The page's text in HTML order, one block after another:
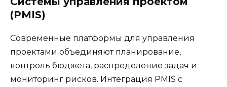
(PMIS)
Современные платформы для управления
проектами объединяют планирование,
контроль бюджета, распределение задач и
мониторинг рисков. Интеграция PMIS с